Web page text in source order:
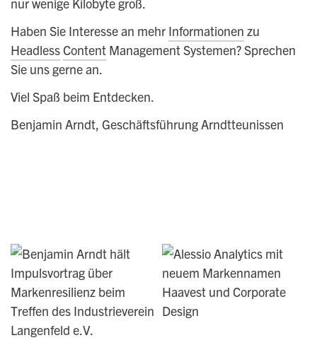
Haben Sie Interesse an mehr Informationen zu
HeadlessContentManagement Systemen? Sprechen
Sie uns gerne an.
Viel Spaß beim Entdecken.
Benjamin Arndt, Geschäftsführung Arndtteunissen